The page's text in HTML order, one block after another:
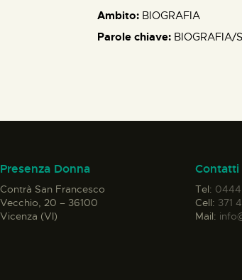
Ambito: BIOGRAFIA
Parole chiave: BIOGRAFIA/
Presenza Donna
Contrà San Francesco
Vecchio, 20 – 36100
Vicenza (VI)
Contatti
Tel: 0444
Cell: 371
Mail: